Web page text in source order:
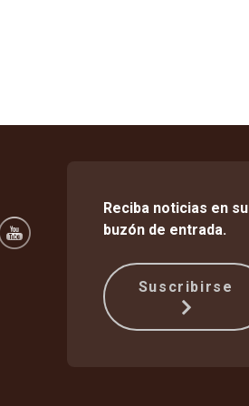
Reciba noticias en su
buzón de entrada.
Suscribirse